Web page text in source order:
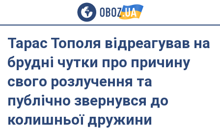
Тарас Тополя відреагував на
брудні чутки про причину
свого розлучення та
публічно звернувся до
колишньої дружини